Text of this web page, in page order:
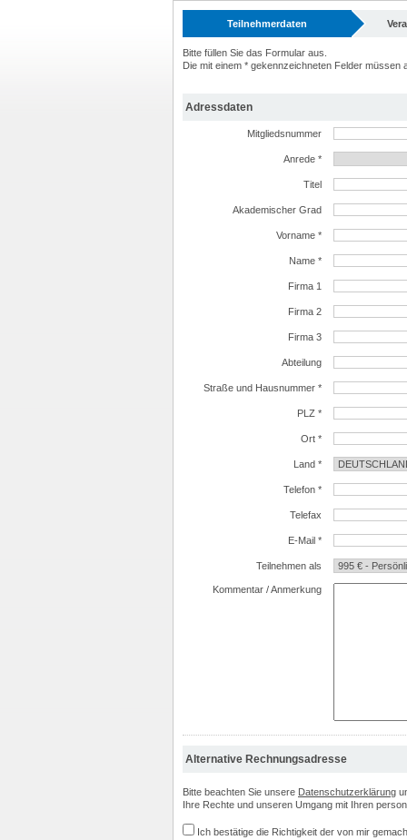
Teilnehmerdaten
Bitte füllen Sie das Formular aus.
Die mit einem * gekennzeichneten Felder müssen
Adressdaten
Mitgliedsnummer
Anrede *
Titel
Akademischer Grad
Vorname *
Name *
Firma 1
Firma 2
Firma 3
Abteilung
Straße und Hausnummer *
PLZ *
Ort *
Land *
Telefon *
Telefax
E-Mail *
Teilnehmen als
Kommentar / Anmerkung
Alternative Rechnungsadresse
Bitte beachten Sie unsere Datenschutzerklärung
Ihre Rechte und unseren Umgang mit Ihren
Ich bestätige die Richtigkeit der von mir